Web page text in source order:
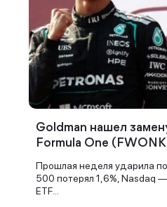
Goldman нашел
Formula One
Прошлая неделя ударила
500 потерял 1,6%, Nasdaq
ETF...